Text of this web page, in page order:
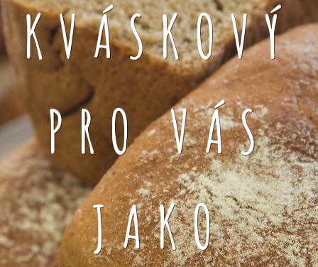
KVÁSKOVÝ
PRO VÁS
JAKO